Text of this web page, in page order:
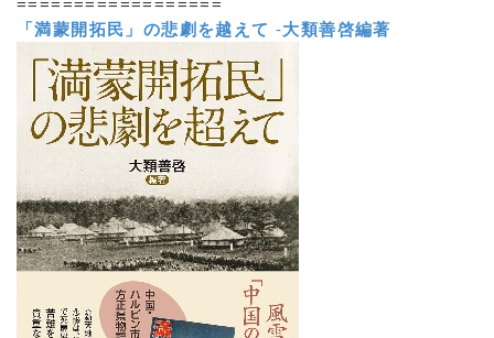
「満蒙開拓民」の悲劇を越えて -大類善啓編著